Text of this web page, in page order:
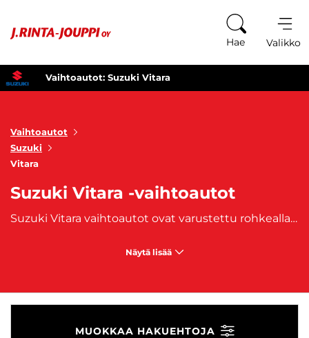
Hae Valikko
Vaihtoautot: Suzuki Vitara
Vaihtoautot
Suzuki
Vitara
Suzuki Vitara -vaihtoautot
Suzuki Vitara vaihtoautot ovat varustettu rohkealla ja dynaamisella muotoilulla, joka erottuu massasta. Suzuki Vitara tarjoaa korkealuokkaista mukavuutta ja tilaa matkoille. Sen tilava sisätila ja käytännölliset ominaisuudet tekevät siitä täydellisen valinnan niin perheille kuin aktiivisille seikkailijoillekin. Turvallisuus on ensisijainen tavoite Suzuki Vitaran suunnittelussa. Tämä vaihtoauto on varustettu edistyksellisillä turvallisuusominaisuuksilla, jotka tarjoavat sinulle mielenrauhan jokaisella ajomatkalla.
Näytä lisää
MUOKKAA HAKUEHTOJA